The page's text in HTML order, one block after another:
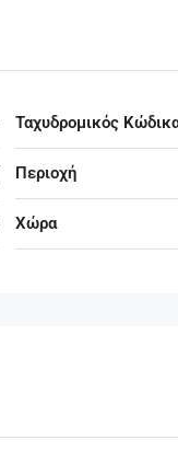
Ταχυδρομικός
Περιοχή
Χώρα